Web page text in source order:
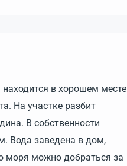
в хорошем месте
На участке разбит
В собственности
Вода заведена в дом,
моря можно добраться за